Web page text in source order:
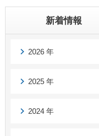
新着情報
2026 年
2025 年
2024 年